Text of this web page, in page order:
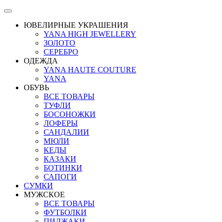
ЮВЕЛИРНЫЕ УКРАШЕНИЯ
YANA HIGH JEWELLERY
ЗОЛОТО
СЕРЕБРО
ОДЕЖДА
YANA HAUTE COUTURE
YANA
ОБУВЬ
ВСЕ ТОВАРЫ
ТУФЛИ
БОСОНОЖКИ
ЛОФЕРЫ
САНДАЛИИ
МЮЛИ
КЕДЫ
КАЗАКИ
БОТИНКИ
САПОГИ
СУМКИ
МУЖСКОЕ
ВСЕ ТОВАРЫ
ФУТБОЛКИ